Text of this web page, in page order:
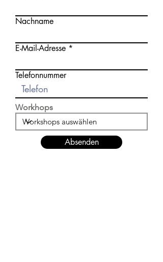
Nachname
E-Mail-Adresse
Telefonnummer
Workhops
Absenden